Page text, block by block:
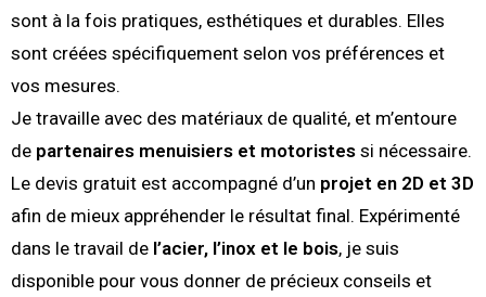
sont à la fois pratiques, esthétiques et durables. Elles
sont créées spécifiquement selon vos préférences et
vos mesures.
Je travaille avec des matériaux de qualité, et m’entoure
de partenaires menuisiers et motoristes si nécessaire.
Le devis gratuit est accompagné d’un projet en 2D et 3D
afin de mieux appréhender le résultat final. Expérimenté
dans le travail de l’acier, l’inox et le bois, je suis
disponible pour vous donner de précieux conseils et